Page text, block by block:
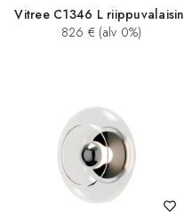
Vitree C1346 L riippuvalaisin
826 € (alv 0%)